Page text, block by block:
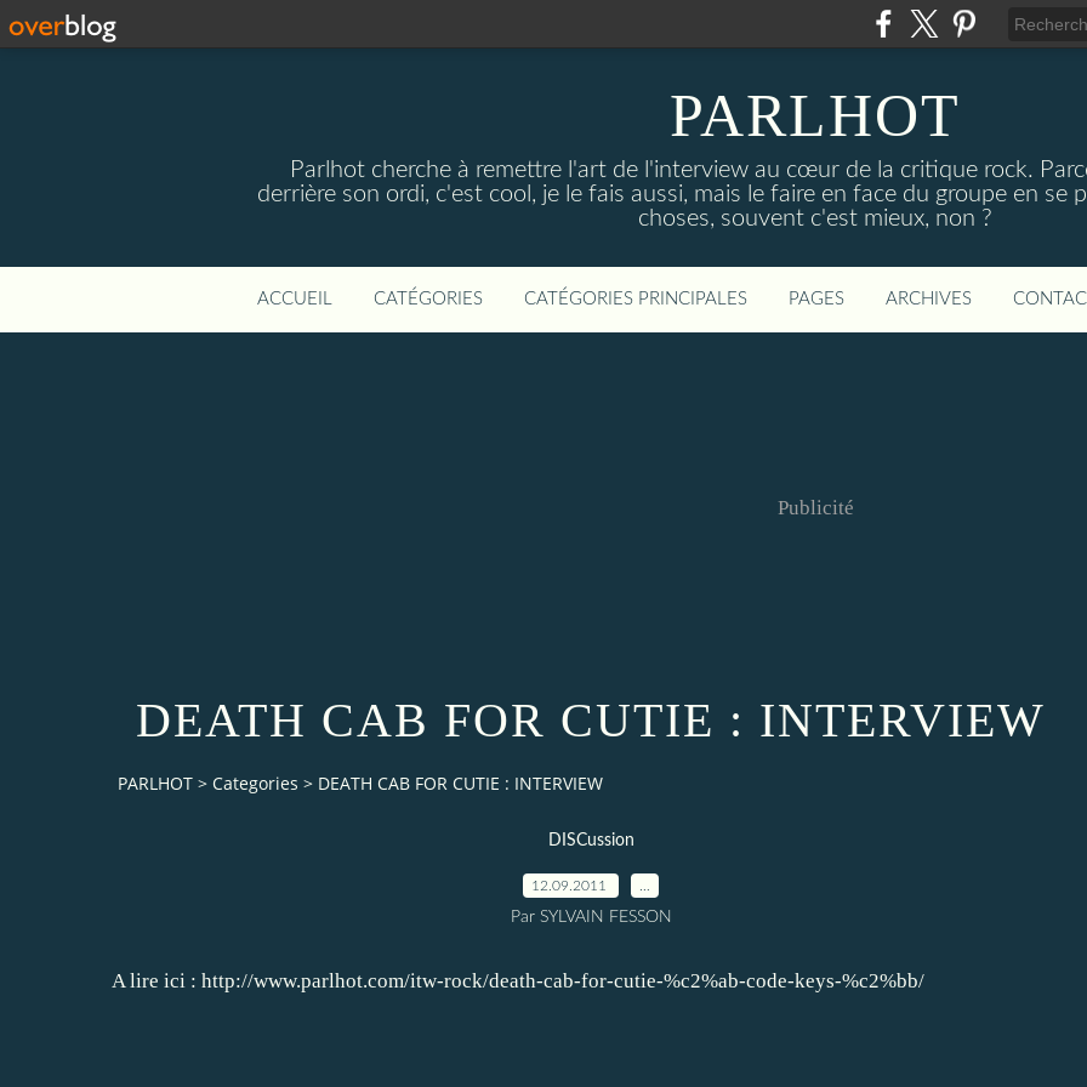
PARLHOT
Parlhot cherche à remettre l'art de l'interview au cœur de la critique rock.
derrière son ordi, c'est cool, je le fais aussi, mais le faire en face du groupe en se
choses, souvent c'est mieux, non ?
ACCUEIL CATÉGORIES CATÉGORIES PRINCIPALES PAGES ARCHIVES
Publicité
DEATH CAB FOR CUTIE : INTERVIEW
PARLHOT > Categories > DEATH CAB FOR CUTIE : INTERVIEW
DISCussion
12.09.2011
Par SYLVAIN FESSON
A lire ici : http://www.parlhot.com/itw-rock/death-cab-for-cutie-%c2%ab-code-keys-%c2%bb/